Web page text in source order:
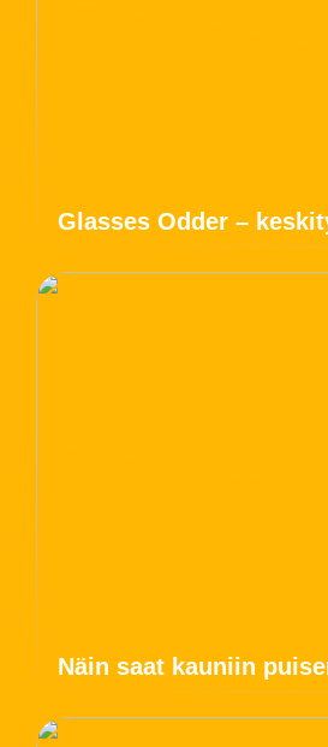
Glasses Odder –
Näin saat kauniin